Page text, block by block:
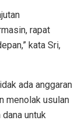
rapat
kata Sri,
ada anggaran
menolak usulan
untuk